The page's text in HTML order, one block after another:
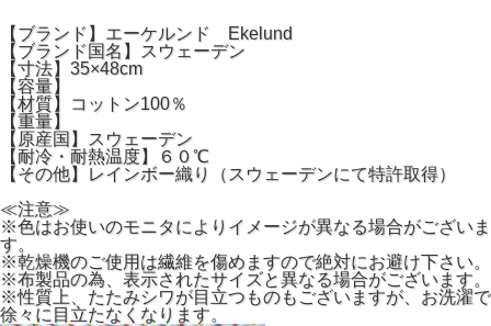
【ブランド】エーケルンド Ekelund
【ブランド国名】スウェーデン
【寸法】35×48cm
【容量】
【材質】コットン100％
【重量】
【原産国】スウェーデン
【耐冷・耐熱温度】６０℃
【その他】レインボー織り（スウェーデンにて特許取得）
≪注意≫
※色はお使いのモニタによりイメージが異なる場合がございま
す。
※乾燥機のご使用は繊維を傷めますので絶対にお避け下さい。
※布製品の為、表示されたサイズと異なる場合がございます。
※性質上、たたみシワが目立つものもございますが、お洗濯で
徐々に目立たなくなります。